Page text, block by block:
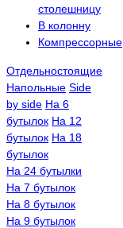
столешницу
В колонну
Компрессорные
Отдельностоящие
Напольные Side
by side На 6
бутылок На 12
бутылок На 18
бутылок
На 24 бутылки
На 7 бутылок
На 8 бутылок
На 9 бутылок